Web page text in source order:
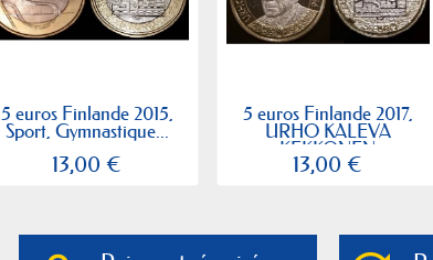
5 euros Finlande 2015,
Sport, Gymnastique...
13,00 €
5 euros Finlande 2017,
URHO KALEVA
KEKKONEN
13,00 €